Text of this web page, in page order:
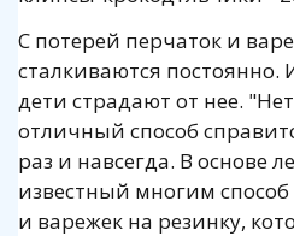
С потерей перчаток и
сталкиваются постоянно.
дети страдают от нее.
отличный способ
раз и навсегда. В основе
известный многим
и варежек на резинку,